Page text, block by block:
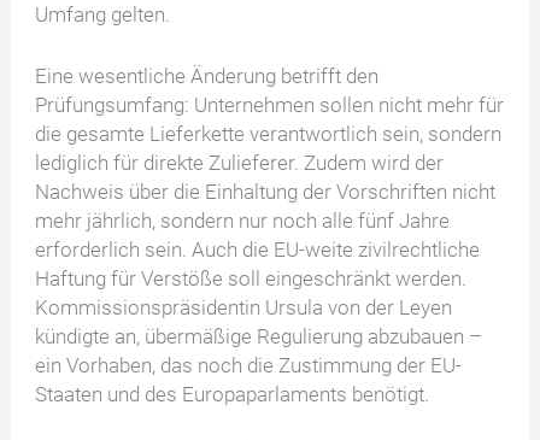
Umfang gelten.
Eine wesentliche Änderung betrifft den
Prüfungsumfang: Unternehmen sollen nicht mehr für
die gesamte Lieferkette verantwortlich sein, sondern
lediglich für direkte Zulieferer. Zudem wird der
Nachweis über die Einhaltung der Vorschriften nicht
mehr jährlich, sondern nur noch alle fünf Jahre
erforderlich sein. Auch die EU-weite zivilrechtliche
Haftung für Verstöße soll eingeschränkt werden.
Kommissionspräsidentin Ursula von der Leyen
kündigte an, übermäßige Regulierung abzubauen –
ein Vorhaben, das noch die Zustimmung der EU-
Staaten und des Europaparlaments benötigt.